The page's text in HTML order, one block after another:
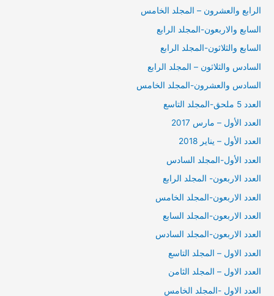
الرابع والعشرون – المجلد الخامس
السابع والاربعون-المجلد الرابع
السابع والثلاثون-المجلد الرابع
السادس والثلاثون – المجلد الرابع
السادس والعشرون-المجلد الخامس
العدد 5 ملحق-المجلد التاسع
العدد الأول – مارس 2017
العدد الأول – يناير 2018
العدد الأول-المجلد السادس
العدد الاربعون- المجلد الرابع
العدد الاربعون-المجلد الخامس
العدد الاربعون-المجلد السابع
العدد الاربعون-المجلد السادس
العدد الاول – المجلد التاسع
العدد الاول – المجلد الثامن
العدد الاول -المجلد الخامس